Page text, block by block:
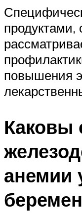
повышения
Каковы
анемии